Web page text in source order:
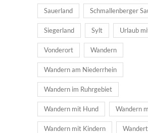
Sauerland Schmallenberger
Siegerland Sylt Urlaub
Vonderort Wandern
Wandern am Niederrhein
Wandern im Ruhrgebiet
Wandern mit Hund Wandern
Wandern mit Kindern